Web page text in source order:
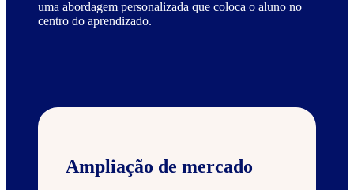
uma abordagem personalizada que coloca o aluno no
centro do aprendizado.
Ampliação de mercado